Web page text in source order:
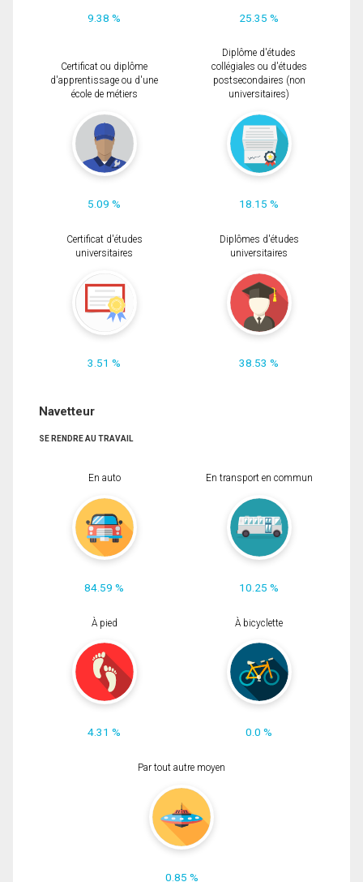
9.38 % 25.35 %
Certificat ou diplôme
d'apprentissage ou d'une
école de métiers
5.09 %
Diplôme d'études
collégiales ou d'études
postsecondaires (non
universitaires)
18.15 %
Certificat d'études
universitaires
3.51 %
Diplômes d'études
universitaires
38.53 %
Navetteur
SE RENDRE AU TRAVAIL
En auto
84.59 %
En transport en commun
10.25 %
À pied
4.31 %
À bicyclette
0.0 %
Par tout autre moyen
0.85 %